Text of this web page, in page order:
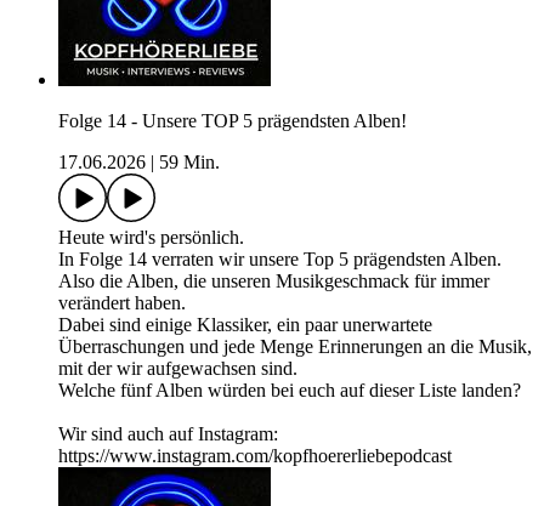
Folge 14 - Unsere TOP 5 prägendsten Alben!
17.06.2026
59 Min.
Heute wird's persönlich.
In Folge 14 verraten wir unsere Top 5 prägendsten Alben.
Also die Alben, die unseren Musikgeschmack für immer
verändert haben.
Dabei sind einige Klassiker, ein paar unerwartete
Überraschungen und jede Menge Erinnerungen an die Musik,
mit der wir aufgewachsen sind.
Welche fünf Alben würden bei euch auf dieser Liste landen?
Wir sind auch auf Instagram:
https://www.instagram.com/kopfhoererliebepodcast